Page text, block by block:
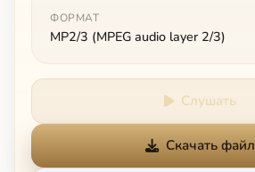
ФОРМАТ
MP2/3 (MPEG audio layer 2/3)
Слушать
Скачать файл